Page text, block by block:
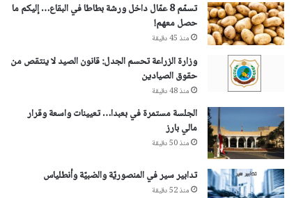
تسمّم 8 عمّال داخل ورشة بطاطا في البقاع… إليكم ما
حصل معهم!
منذ 45 دقيقة
وزارة الزراعة تحسم الجدل: قانون الصيد لا ينتقص من
حقوق الصيادين
منذ 48 دقيقة
الجلسة مستمرة في بعبدا… تعيينات واسعة وقرار
مالي بارز
منذ 50 دقيقة
تدابير سير في المنصوريّة والضبيّة وأنطلياس
منذ 52 دقيقة